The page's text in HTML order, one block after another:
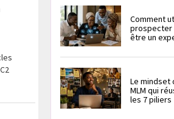
Comment
prospecter
être un
Le mindset
MLM qui
les 7 piliers